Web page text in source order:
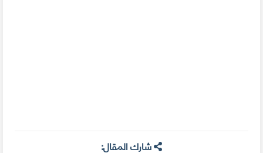
شارك المقال: